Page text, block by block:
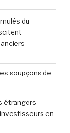
du
soupçons de
étrangers
en